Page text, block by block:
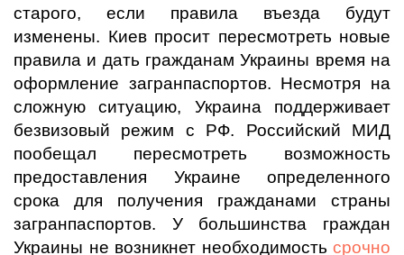
старого, если правила въезда будут
изменены. Киев просит пересмотреть новые
правила и дать гражданам Украины время на
оформление загранпаспортов. Несмотря на
сложную ситуацию, Украина поддерживает
безвизовый режим с РФ. Российский МИД
пообещал пересмотреть возможность
предоставления Украине определенного
срока для получения гражданами страны
загранпаспортов. У большинства граждан
Украины не возникнет необходимость срочно